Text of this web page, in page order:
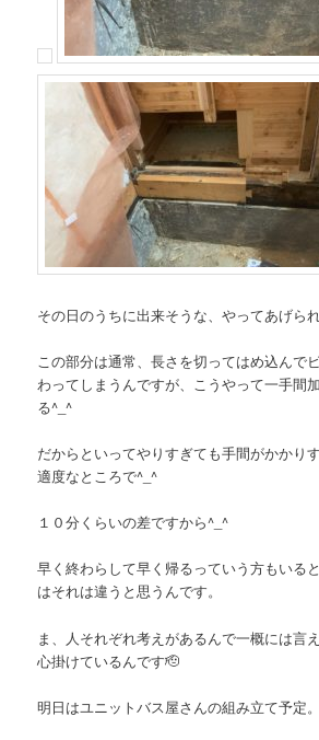
その日のうちに出来そうな、やってあげら
この部分は通常、長さを切ってはめ込んで
わってしまうんですが、こうやって一手間
る^_^
だからといってやりすぎても手間がかかり
適度なところで^_^
１０分くらいの差ですから^_^
早く終わらして早く帰るっていう方もいる
はそれは違うと思うんです。
ま、人それぞれ考えがあるんで一概には言
心掛けているんです🫡
明日はユニットバス屋さんの組み立て予定。